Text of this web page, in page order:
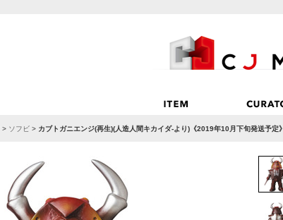
> ソフビ > カブトガニエンジ(再生)(人造人間キカイダ-より)《2019年10月下旬発送予定》